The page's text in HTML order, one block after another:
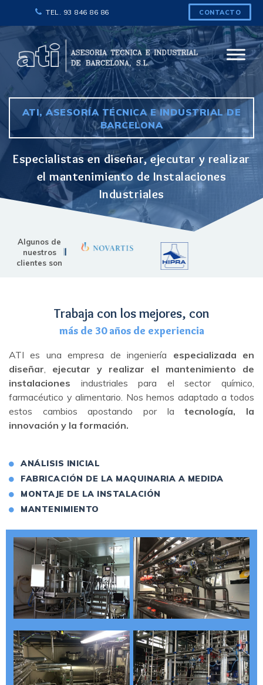
TEL. 93 846 86 86 CONTACTO
ATI, ASESORÍA TÉCNICA E INDUSTRIAL DE
BARCELONA
Especialistas en diseñar, ejecutar y realizar
el mantenimiento de Instalaciones
Industriales
Algunos de
nuestros
clientes son
Trabaja con los mejores, con
más de 30 años de experiencia
ATI es una empresa de ingeniería especializada en
diseñar, ejecutar y realizar el mantenimiento de
instalaciones industriales para el sector químico,
farmacéutico y alimentario. Nos hemos adaptado a todos
estos cambios apostando por latecnología, la
innovación y la formación.
ANÁLISIS INICIAL
FABRICACIÓN DE LA MAQUINARIA A MEDIDA
MONTAJE DE LA INSTALACIÓN
MANTENIMIENTO